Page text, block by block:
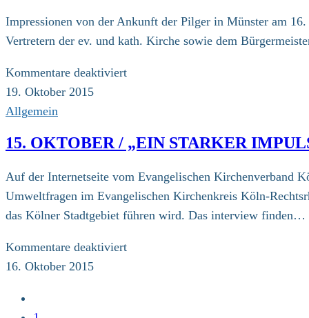
Religionsvertretern
Impressionen von der Ankunft der Pilger in Münster am
Vertretern der ev. und kath. Kirche sowie dem
Kommentare deaktiviertfür
19. Oktober 2015
Allgemein
15. OKTOBER / „EIN STARKER
Auf der Internetseite vom Evangelischen Kirchenverband
Umweltfragen im Evangelischen Kirchenkreis Köln-
das Kölner Stadtgebiet führen wird. Das interview finden…
Kommentare deaktiviertfür
16. Oktober 2015